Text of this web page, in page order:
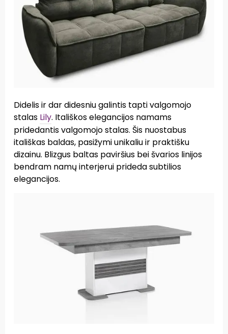
Didelis ir dar didesniu galintis tapti valgomojo
stalas Lily. Itališkos elegancijos namams
pridedantis valgomojo stalas. Šis nuostabus
itališkas baldas, pasižymi unikaliu ir praktišku
dizainu. Blizgus baltas paviršius bei švarios linijos
bendram namų interjerui prideda subtilios
elegancijos.